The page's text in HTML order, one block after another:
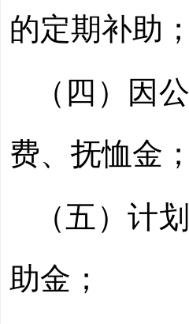
的定期补助；
（四）因
费、抚恤金；
（五）计
助金；